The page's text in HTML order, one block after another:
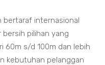
bertaraf internasional
pilihan yang
60m s/d 100m dan lebih
kebutuhan pelanggan